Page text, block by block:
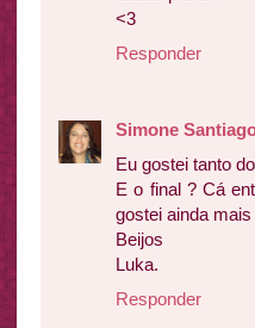
<3
Responder
Simone
Eu gostei tanto
E o final ? Cá
gostei ainda mais
Beijos
Luka.
Responder